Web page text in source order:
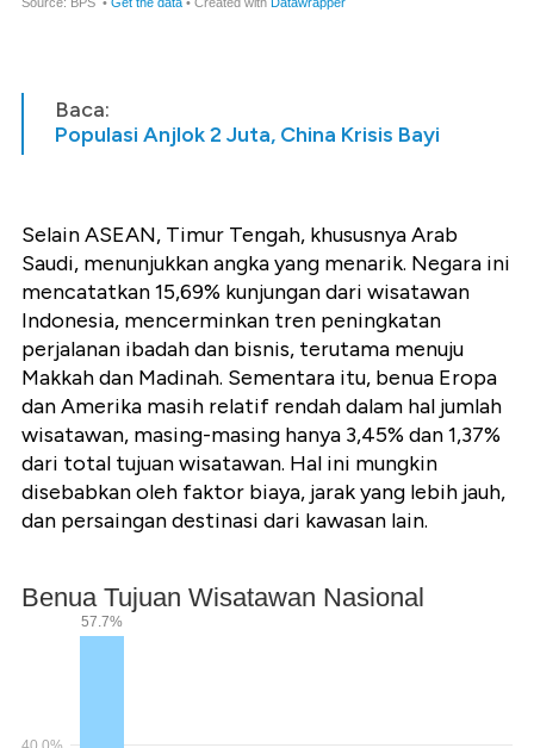
Baca:
Populasi Anjlok 2 Juta, China Krisis Bayi
Selain ASEAN, Timur Tengah, khususnya Arab
Saudi, menunjukkan angka yang menarik. Negara ini
mencatatkan 15,69% kunjungan dari wisatawan
Indonesia, mencerminkan tren peningkatan
perjalanan ibadah dan bisnis, terutama menuju
Makkah dan Madinah. Sementara itu, benua Eropa
dan Amerika masih relatif rendah dalam hal jumlah
wisatawan, masing-masing hanya 3,45% dan 1,37%
dari total tujuan wisatawan. Hal ini mungkin
disebabkan oleh faktor biaya, jarak yang lebih jauh,
dan persaingan destinasi dari kawasan lain.